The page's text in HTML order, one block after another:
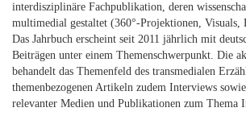
interdisziplinäre Fachpublikation, deren
multimedial gestaltet (360°-Projektionen, Visuals,
Das Jahrbuch erscheint seit 2011 jährlich mit
Beiträgen unter einem Themenschwerpunkt. Die
behandelt das Themenfeld des transmedialen
themenbezogenen Artikeln zudem Interviews
relevanter Medien und Publikationen zum Thema